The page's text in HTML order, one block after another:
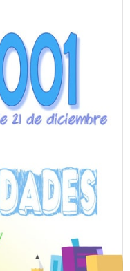
y por
libre – 2025
y Administrativa –